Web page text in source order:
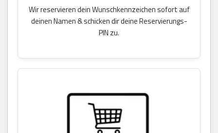
Wir reservieren dein Wunschkennzeichen sofort auf
deinen Namen & schicken dir deine Reservierungs-
PIN zu.